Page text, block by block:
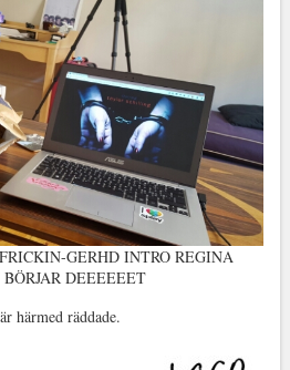
GERHD INTRO REGINA
DEEEEEET
härmed räddade.